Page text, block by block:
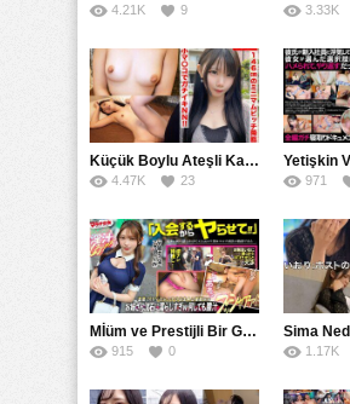
4.21K 9 3.33K
Küçük Boylu Ateşli Karakter: Nandinin Hassas Uçuklu Memeleri ve Sahneleri
4.47K 23 971
Mİüm ve Prestijli Bir Gecenin Sırları: Gizemli Bir Kadın ve Mükemmel Bir Macera
915 0 1.17K